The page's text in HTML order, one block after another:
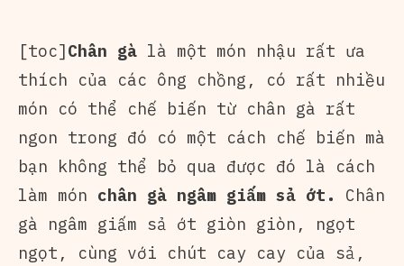
[toc]Chân gà là một món nhậu rất ưa
thích của các ông chồng, có rất nhiều
món có thể chế biến từ chân gà rất
ngon trong đó có một cách chế biến mà
bạn không thể bỏ qua được đó là cách
làm món chân gà ngâm giấm sả ớt.
Chân
gà ngâm giấm sả ớt giòn giòn, ngọt
ngọt, cùng với chút cay cay của sả,